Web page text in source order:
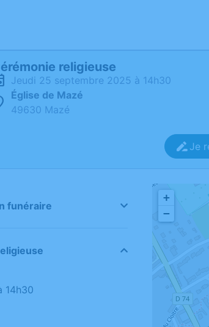
religieuse
jeudi 25 septembre 2025 à 14h30
Église de Mazé
49630 Mazé
Je
funéraire
14h30
+
−